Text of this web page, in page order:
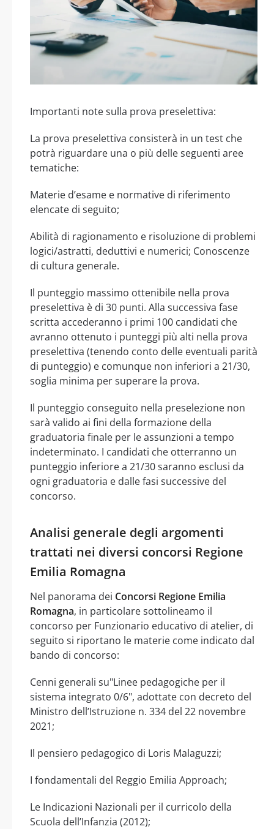
Importanti note sulla prova preselettiva:
La prova preselettiva consisterà in un test che
potrà riguardare una o più delle seguenti aree
tematiche:
Materie d’esame e normative di riferimento
elencate di seguito;
Abilità di ragionamento e risoluzione di problemi
logici/astratti, deduttivi e numerici; Conoscenze
di cultura generale.
Il punteggio massimo ottenibile nella prova
preselettiva è di 30 punti. Alla successiva fase
scritta accederanno i primi 100 candidati che
avranno ottenuto i punteggi più alti nella prova
preselettiva (tenendo conto delle eventuali parità
di punteggio) e comunque non inferiori a 21/30,
soglia minima per superare la prova.
Il punteggio conseguito nella preselezione non
sarà valido ai fini della formazione della
graduatoria finale per le assunzioni a tempo
indeterminato. I candidati che otterranno un
punteggio inferiore a 21/30 saranno esclusi da
ogni graduatoria e dalle fasi successive del
concorso.
Analisi generale degli argomenti
trattati nei diversi concorsi Regione
Emilia Romagna
Nel panorama dei Concorsi Regione Emilia
Romagna, in particolare sottolineamo il
concorso per Funzionario educativo di atelier, di
seguito si riportano le materie come indicato dal
bando di concorso:
Cenni generali su"Linee pedagogiche per il
sistema integrato 0/6", adottate con decreto del
Ministro dell’Istruzione n. 334 del 22 novembre
2021;
Il pensiero pedagogico di Loris Malaguzzi;
I fondamentali del Reggio Emilia Approach;
Le Indicazioni Nazionali per il curricolo della
Scuola dell’Infanzia (2012);